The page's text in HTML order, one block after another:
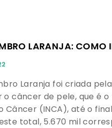
LARANJA: COMO
Laranja foi criada
câncer de pele, que é
(INCA), até o
total, 5.670 mil